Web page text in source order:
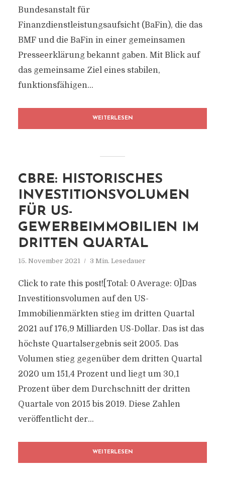
Bundesanstalt für
Finanzdienstleistungsaufsicht (BaFin), die das
BMF und die BaFin in einer gemeinsamen
Presseerklärung bekannt gaben. Mit Blick auf
das gemeinsame Ziel eines stabilen,
funktionsfähigen...
WEITERLESEN
CBRE: HISTORISCHES
INVESTITIONSVOLUMEN
FÜR US-
GEWERBEIMMOBILIEN IM
DRITTEN QUARTAL
15. November 2021 3 Min. Lesedauer
Click to rate this post![Total: 0 Average: 0]Das
Investitionsvolumen auf den US-
Immobilienmärkten stieg im dritten Quartal
2021 auf 176,9 Milliarden US-Dollar. Das ist das
höchste Quartalsergebnis seit 2005. Das
Volumen stieg gegenüber dem dritten Quartal
2020 um 151,4 Prozent und liegt um 30,1
Prozent über dem Durchschnitt der dritten
Quartale von 2015 bis 2019. Diese Zahlen
veröffentlicht der...
WEITERLESEN